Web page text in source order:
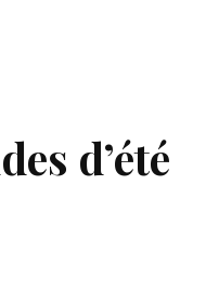
d’été